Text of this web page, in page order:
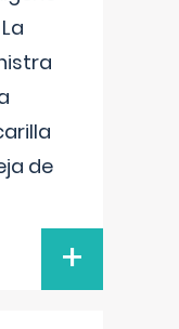
de
+